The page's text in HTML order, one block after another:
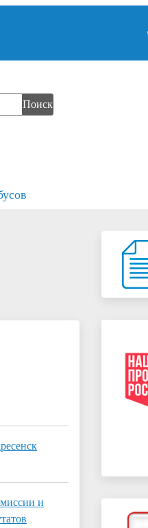
Поиск
и